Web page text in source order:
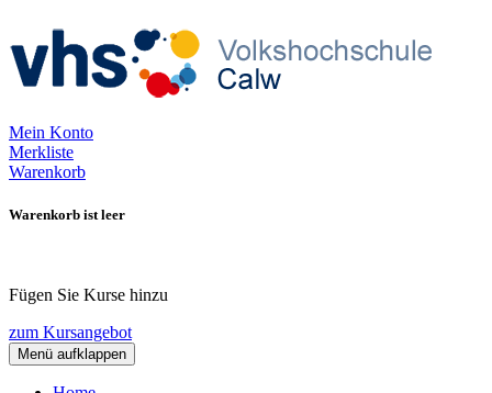
Mein Konto
Merkliste
Warenkorb
Warenkorb ist leer
Fügen Sie Kurse hinzu
zum Kursangebot
Menü aufklappen